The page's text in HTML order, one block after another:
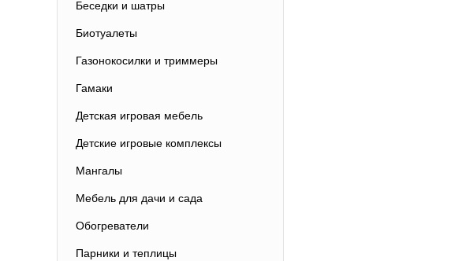
Беседки и шатры
Биотуалеты
Газонокосилки и триммеры
Гамаки
Детская игровая мебель
Детские игровые комплексы
Мангалы
Мебель для дачи и сада
Обогреватели
Парники и теплицы